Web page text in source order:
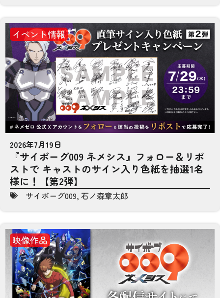
イベント情報
2026年7月19日
『サイボーグ009 ネメシス』フォロー＆リポ
ストで キャストのサイン入り色紙を抽選1名
様に！【第2弾】
サイボーグ009, 石ノ森章太郎
映像作品